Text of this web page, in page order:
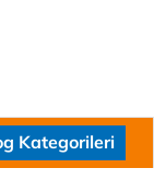
Kategorileri